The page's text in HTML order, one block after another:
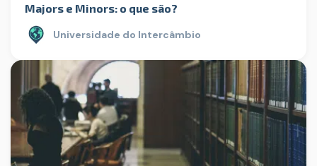
Majors e Minors: o que são?
Universidade do Intercâmbio